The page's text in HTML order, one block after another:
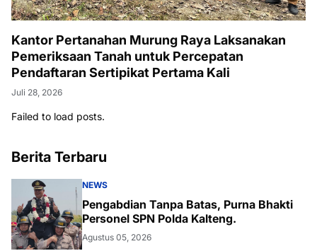
Kantor Pertanahan Murung Raya Laksanakan
Pemeriksaan Tanah untuk Percepatan
Pendaftaran Sertipikat Pertama Kali
Juli 28, 2026
Failed to load posts.
Berita Terbaru
NEWS
Pengabdian Tanpa Batas, Purna Bhakti
Personel SPN Polda Kalteng.
Agustus 05, 2026